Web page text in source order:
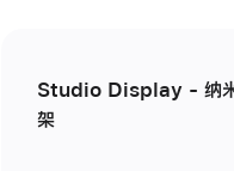
Studio Display - 纳米
架